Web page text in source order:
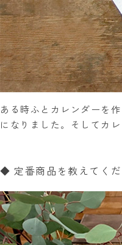
ある時ふとカレンダーを
になりました。そしてカ
◆ 定番商品を教えてくだ